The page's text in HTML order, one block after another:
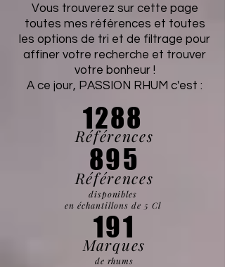
Vous trouverez sur cette page
toutes mes références et toutes
les options de tri et de filtrage pour
affiner votre recherche et trouver
votre bonheur !
A ce jour, PASSION RHUM c'est :
1288
Références
895
Références
disponibles
en échantillons de 5 Cl
191
Marques
de rhums